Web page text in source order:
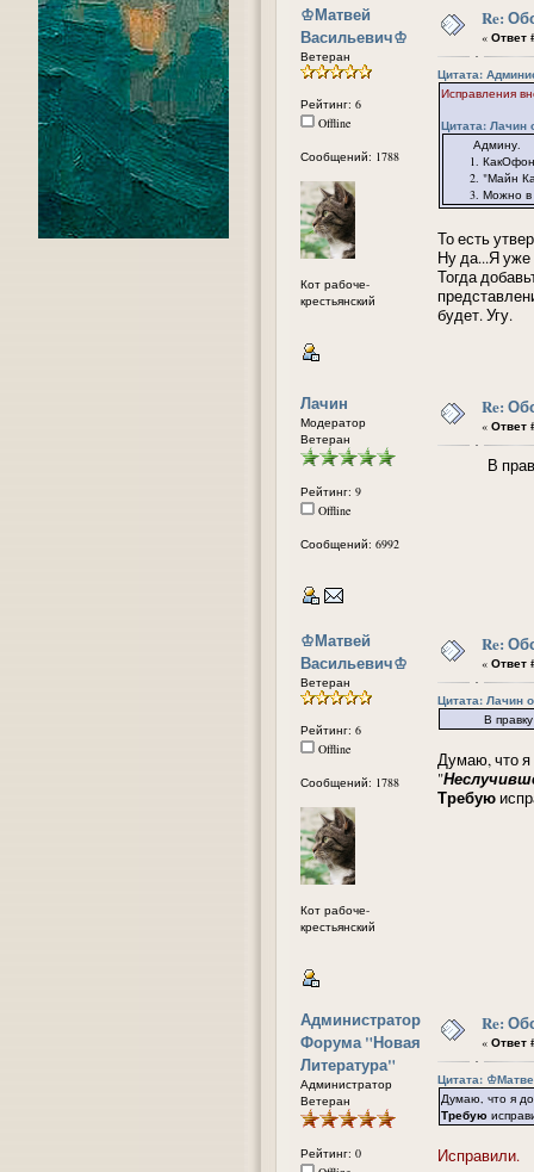
᠌♔Матвей
Васильевич♔
Ветеран
Рейтинг: 6
Offline
Сообщений: 1788
Кот рабоче-
крестьянский
Re:
« Ответ
Цитата:
Исправления
Цитата: Лачин
Админу.
1.
2. "Майн
3. Можно в 1
То есть
Ну да...Я
Тогда
будет. Угу.
Лачин
Модератор
Ветеран
Рейтинг: 9
Offline
Сообщений: 6992
Re:
« Ответ
В правку
᠌♔Матвей
Васильевич♔
Ветеран
Рейтинг: 6
Offline
Сообщений: 1788
Кот рабоче-
крестьянский
Re:
« Ответ
Цитата: Лачин
В правку
Думаю, что я
"
Требую
Администратор
Форума "Новая
Литература"
Администратор
Ветеран
Рейтинг: 0
Re:
« Ответ
Цитата:
Думаю, что я
Требую
Исправили.